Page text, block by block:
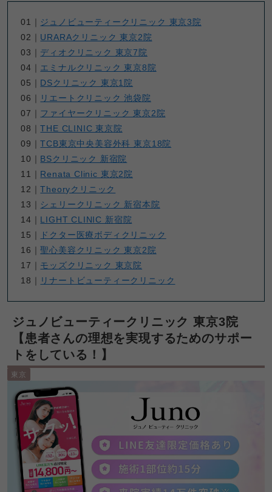
01｜ ジュノビューティークリニック 東京3院
02｜ URARAクリニック 東京2院
03｜ ディオクリニック 東京7院
04｜ エミナルクリニック 東京8院
05｜ DSクリニック 東京1院
06｜
リエートクリニック 池袋院
07｜ ファイヤークリニック 東京2院
08｜THE CLINIC 東京院
09｜TCB東京中央美容外科 東京18院
10｜ BSクリニック 新宿院
11｜ Renata Clinic 東京2院
12｜Theoryクリニック
13｜ シェリークリニック 新宿本院
14｜ LIGHT CLINIC 新宿院
15｜
ドクター医療ボディクリニック
16｜聖心美容クリニック 東京2院
17｜ モッズクリニック 東京院
18｜
リナートビューティークリニック
ジュノビューティークリニック 東京3院
【患者さんの理想を実現するためのサポー
トをしている！】
東京